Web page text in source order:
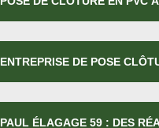
ENTREPRISE DE POSE
PAUL ÉLAGAGE 59 : DES